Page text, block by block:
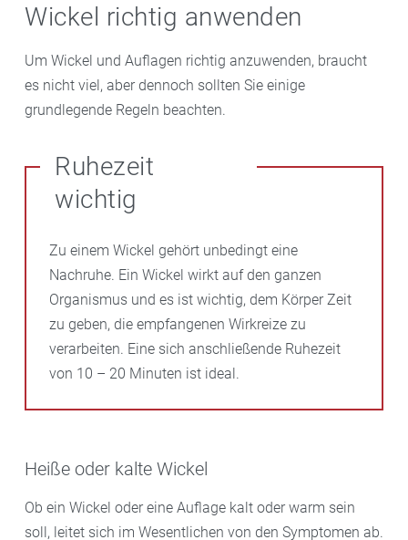
Wickel richtig anwenden
Um Wickel und Auflagen richtig anzuwenden, braucht
es nicht viel, aber dennoch sollten Sie einige
grundlegende Regeln beachten.
Ruhezeit
wichtig
Zu einem Wickel gehört unbedingt eine
Nachruhe. Ein Wickel wirkt auf den ganzen
Organismus und es ist wichtig, dem Körper Zeit
zu geben, die empfangenen Wirkreize zu
verarbeiten. Eine sich anschließende Ruhezeit
von 10 – 20 Minuten ist ideal.
Heiße oder kalte Wickel
Ob ein Wickel oder eine Auflage kalt oder warm sein
soll, leitet sich im Wesentlichen von den Symptomen ab.